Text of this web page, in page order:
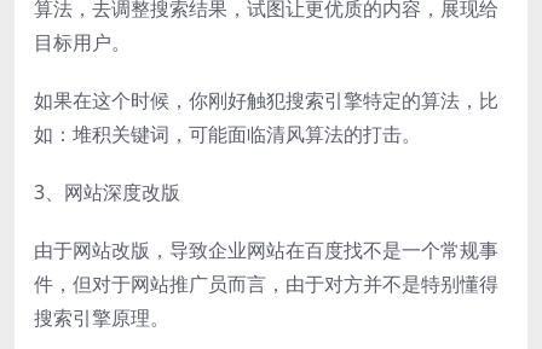
算法，去调整搜索结果，试图让更优质的内容，展现给
目标用户。
如果在这个时候，你刚好触犯搜索引擎特定的算法，比
如：堆积关键词，可能面临清风算法的打击。
3、网站深度改版
由于网站改版，导致企业网站在百度找不是一个常规事
件，但对于网站推广员而言，由于对方并不是特别懂得
搜索引擎原理。